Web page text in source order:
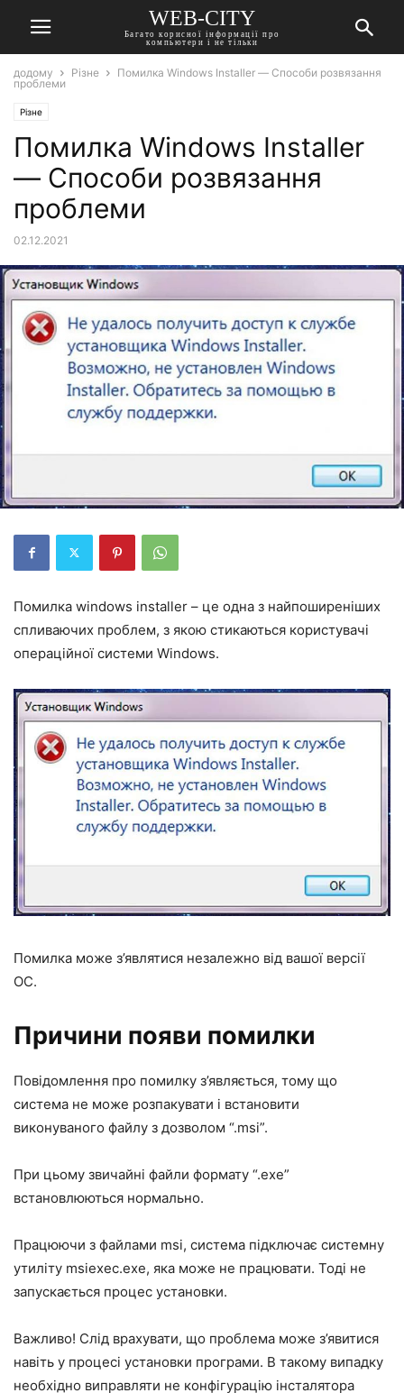
WEB-CITY
Багато корисної інформації про
компьютери і не тільки
додому Різне
Помилка Windows Installer — Способи розвязання
проблеми
Різне
Помилка Windows Installer
— Способи розвязання
проблеми
02.12.2021
Помилка windows installer – це одна з найпоширеніших
спливаючих проблем, з якою стикаються користувачі
операційної системи Windows.
Помилка може з’являтися незалежно від вашої версії
ОС.
Причини появи помилки
Повідомлення про помилку з’являється, тому що
система не може розпакувати і встановити
виконуваного файлу з дозволом “.msi”.
При цьому звичайні файли формату “.exe”
встановлюються нормально.
Працюючи з файлами msi, система підключає системну
утиліту msiexec.exe, яка може не працювати. Тоді не
запускається процес установки.
Важливо! Слід врахувати, що проблема може з’явитися
навіть у процесі установки програми. В такому випадку
необхідно виправляти не конфігурацію інсталятора